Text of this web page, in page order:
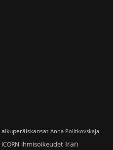
alkuperäiskansat Anna Politkovskaja
ICORN ihmisoikeudet Iran